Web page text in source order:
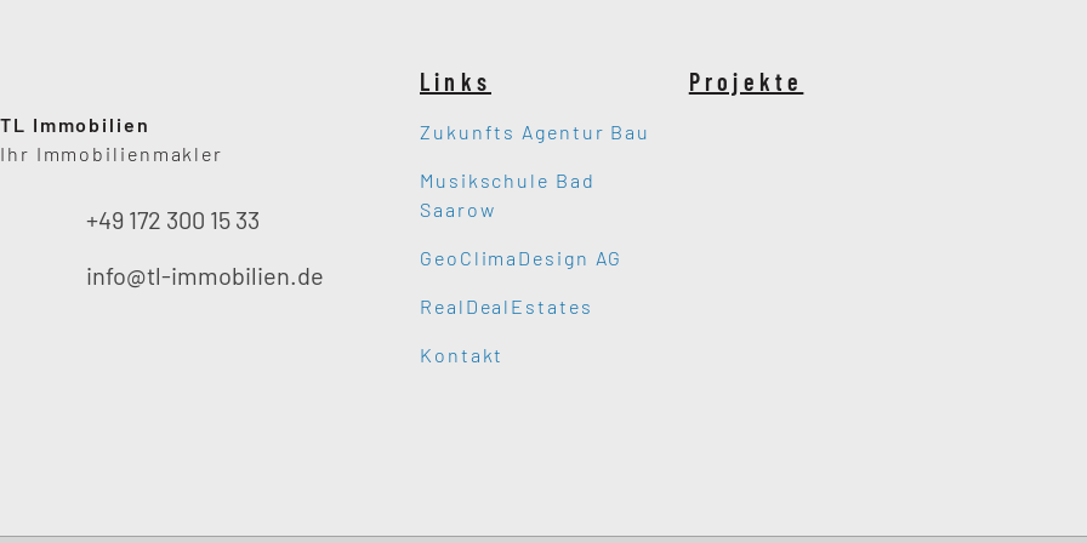
TL Immobilien
Ihr Immobilienmakler
+49 172 300 15 33
info@tl-immobilien.de
Links
Zukunfts Agentur Bau
Musikschule Bad
Saarow
GeoClimaDesign AG
RealDealEstates
Kontakt
Projekte